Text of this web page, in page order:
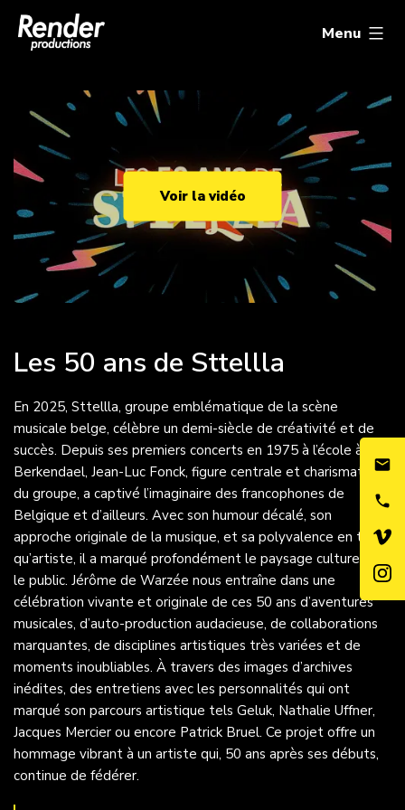
Aller
contenu
Render
Productions
Menu
Les 50 ans de Sttellla
En 2025, Sttellla, groupe emblématique de la scène
musicale belge, célèbre un demi-siècle de créativité et de
succès. Depuis ses premiers concerts en 1975 à l’école à
Berkendael, Jean-Luc Fonck, figure centrale et charismatique
du groupe, a captivé l’imaginaire des francophones de
Belgique et d’ailleurs. Avec son humour décalé, son
approche originale de la musique, et sa polyvalence en tant
qu’artiste, il a marqué profondément le paysage culturel et
le public. Jérôme de Warzée nous entraîne dans une
célébration vivante et originale de ces 50 ans d’aventures
musicales, d’auto-production audacieuse, de collaborations
marquantes, de disciplines artistiques très variées et de
moments inoubliables. À travers des images d’archives
inédites, des entretiens avec les personnalités qui ont
marqué son parcours artistique tels Geluk, Nathalie Uffner,
Jacques Mercier ou encore Patrick Bruel. Ce projet offre un
hommage vibrant à un artiste qui, 50 ans après ses débuts,
continue de fédérer.